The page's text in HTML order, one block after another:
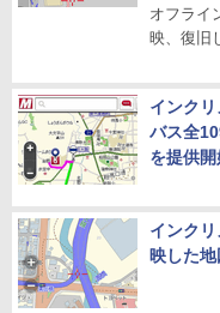
オフライ
映、復旧
インク
バス全
を提供開
インク
映した